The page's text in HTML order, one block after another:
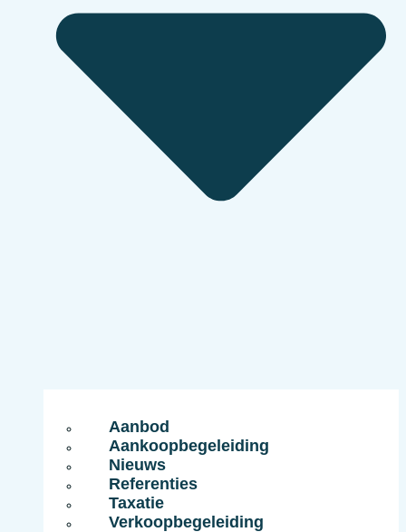
Aanbod
Aankoopbegeleiding
Nieuws
Referenties
Taxatie
Verkoopbegeleiding